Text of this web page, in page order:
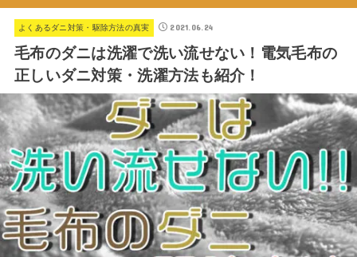
よくあるダニ対策・駆除方法の真実 2021.06.24
毛布のダニは洗濯で洗い流せない！電気毛布の
正しいダニ対策・洗濯方法も紹介！